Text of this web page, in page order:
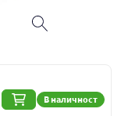
В наличност